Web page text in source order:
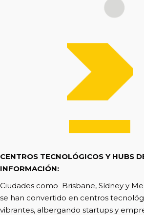
CENTROS TECNOLÓGICOS Y HUBS
INFORMACIÓN:
Ciudades como Brisbane, Sídney y
se han convertido en centros
vibrantes, albergando startups y